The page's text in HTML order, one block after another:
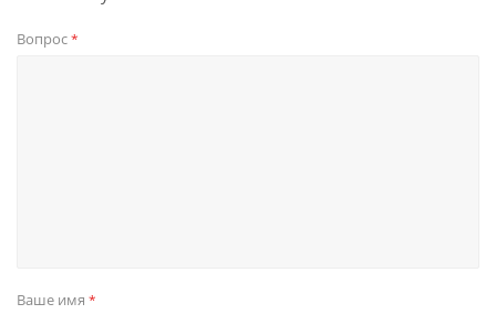
Вопрос*
Ваше имя *